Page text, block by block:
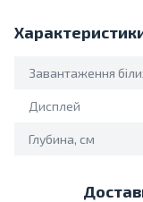
Завантаження
Дисплей
Глубина, см